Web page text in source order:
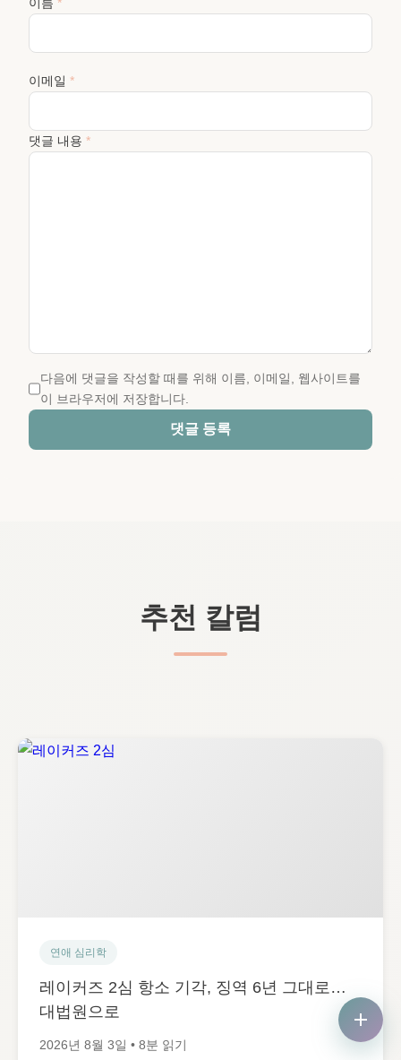
이메일 *
댓글 내용 *
다음에 댓글을 작성할 때를 위해 이름, 이메일, 웹사이트를
이 브라우저에 저장합니다.
댓글 등록
추천 칼럼
연애 심리학
레이커즈 2심 항소 기각, 징역 6년 그대로…
대법원으로
2026년 8월 3일 • 8분 읽기